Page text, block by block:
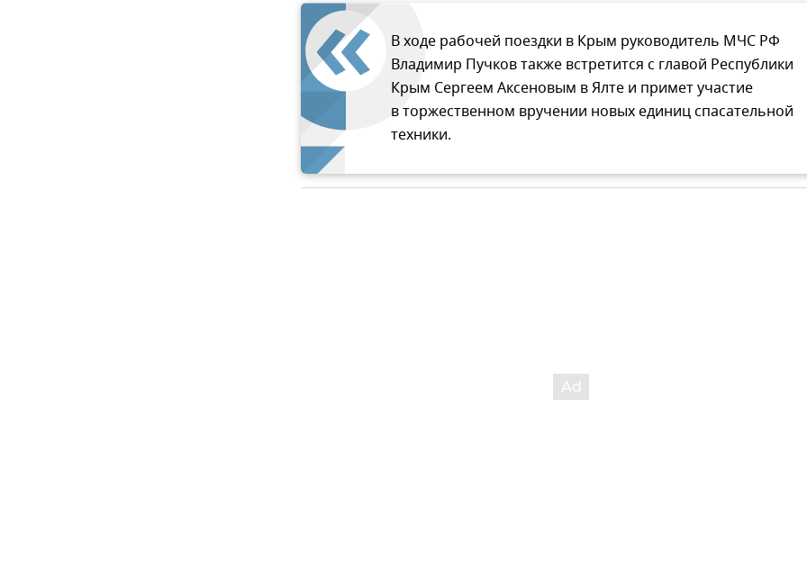
В ходе рабочей поездки в Крым руководитель МЧС РФ
Владимир Пучков также встретится с главой Республики
Крым Сергеем Аксеновым в Ялте и примет участие
в торжественном вручении новых единиц спасательной
техники.